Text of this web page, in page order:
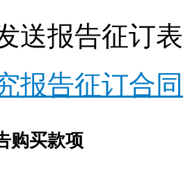
送报告征订表
报告征订合同
购买款项